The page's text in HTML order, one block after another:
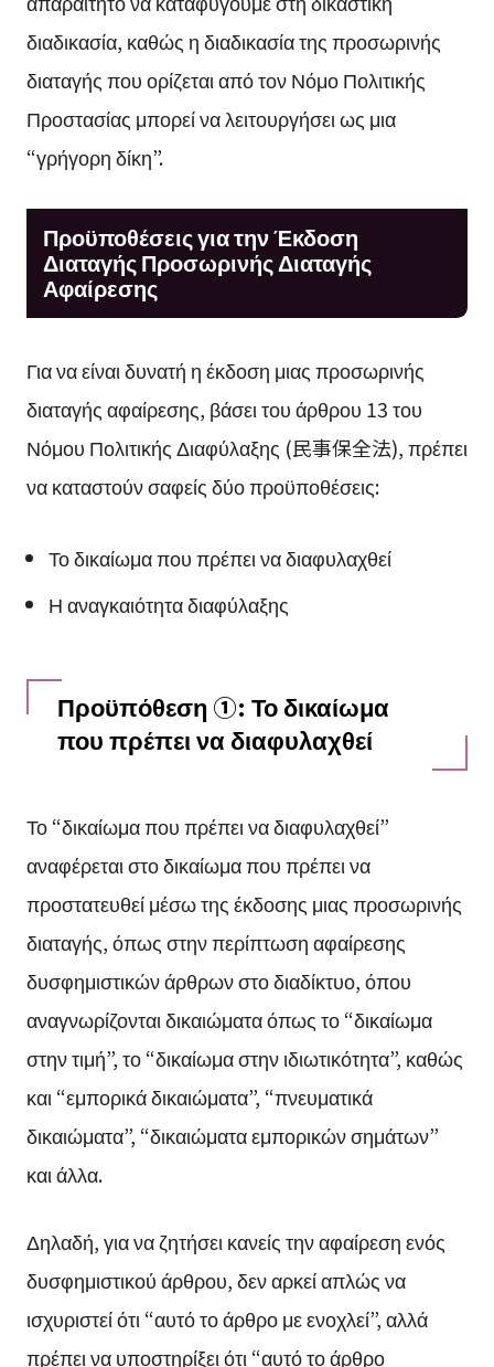
διαδικασία, καθώς η διαδικασία της προσωρινής
διαταγής που ορίζεται από τον Νόμο Πολιτικής
Προστασίας μπορεί να λειτουργήσει ως μια
“γρήγορη δίκη”.
Προϋποθέσεις για την Έκδοση
Διαταγής Προσωρινής Διαταγής
Αφαίρεσης
Για να είναι δυνατή η έκδοση μιας προσωρινής
διαταγής αφαίρεσης, βάσει του άρθρου 13 του
Νόμου Πολιτικής Διαφύλαξης (民事保全法), πρέπει
να καταστούν σαφείς δύο προϋποθέσεις:
Το δικαίωμα που πρέπει να διαφυλαχθεί
Η αναγκαιότητα διαφύλαξης
Προϋπόθεση ①: Το δικαίωμα
που πρέπει να διαφυλαχθεί
Το “δικαίωμα που πρέπει να διαφυλαχθεί”
αναφέρεται στο δικαίωμα που πρέπει να
προστατευθεί μέσω της έκδοσης μιας προσωρινής
διαταγής, όπως στην περίπτωση αφαίρεσης
δυσφημιστικών άρθρων στο διαδίκτυο, όπου
αναγνωρίζονται δικαιώματα όπως το “δικαίωμα
στην τιμή”, το “δικαίωμα στην ιδιωτικότητα”, καθώς
και “εμπορικά δικαιώματα”, “πνευματικά
δικαιώματα”, “δικαιώματα εμπορικών σημάτων”
και άλλα.
Δηλαδή, για να ζητήσει κανείς την αφαίρεση ενός
δυσφημιστικού άρθρου, δεν αρκεί απλώς να
ισχυριστεί ότι “αυτό το άρθρο με ενοχλεί”, αλλά
πρέπει να υποστηρίξει ότι “αυτό το άρθρο